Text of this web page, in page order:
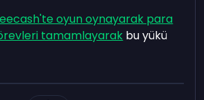
oyun oynayarak para
tamamlayarak bu yükü